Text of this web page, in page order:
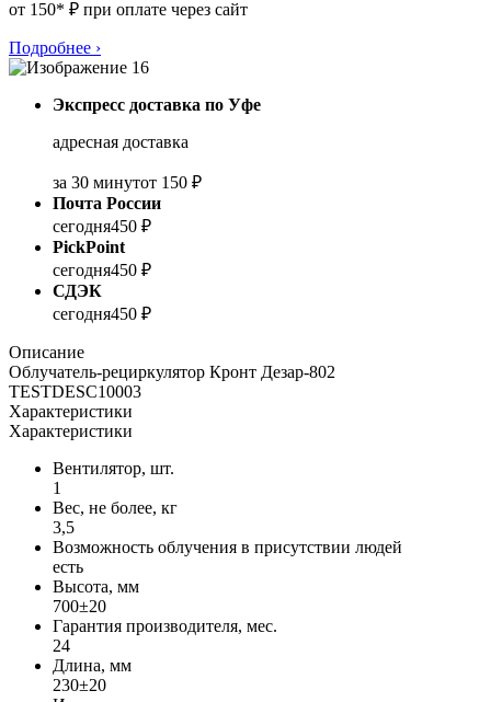
от 150* ₽ при оплате через сайт
Подробнее ›
Экспресс доставка по Уфе
адресная доставка
за 30 минутот 150 ₽
Почта России
сегодня450 ₽
PickPoint
сегодня450 ₽
СДЭК
сегодня450 ₽
Описание
Облучатель-рециркулятор Кронт Дезар-802
TESTDESC10003
Характеристики
Характеристики
Вентилятор, шт.
1
Вес, не более, кг
3,5
Возможность облучения в присутствии людей
есть
Высота, мм
700±20
Гарантия производителя, мес.
24
Длина, мм
230±20